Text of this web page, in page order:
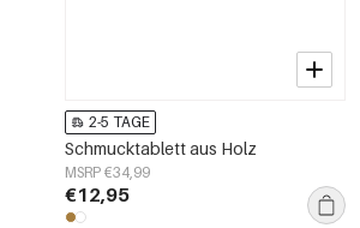
2-5 TAGE
Schmucktablett aus Holz
MSRP €34,99
€12,95